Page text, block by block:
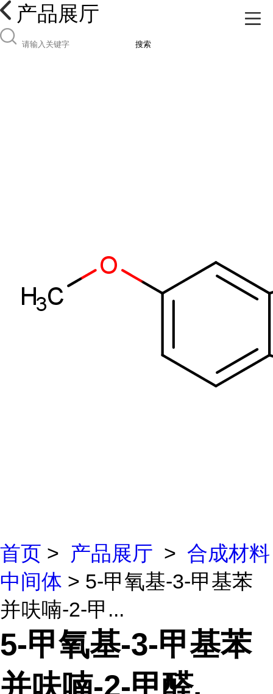
产品展厅
搜索
首页 > 产品展厅 > 合成材料
中间体 > 5-甲氧基-3-甲基苯
并呋喃-2-甲...
5-甲氧基-3-甲基苯
并呋喃-2-甲醛,